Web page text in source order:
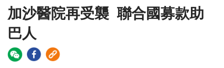
加沙醫院再受襲 聯合國募款助
巴人